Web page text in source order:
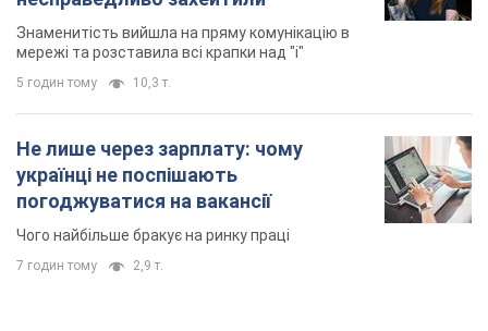
7 годин тому 2,9 т.